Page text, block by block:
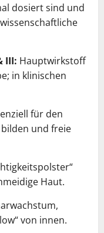
dosiert sind und
III: Hauptwirkstoff
in klinischen
für den
und freie
Haut.
von innen.